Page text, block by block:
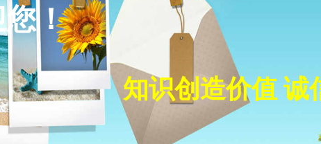
！
知识创造价值 诚